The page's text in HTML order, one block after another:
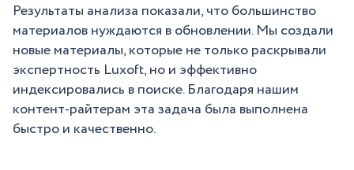
Результаты анализа показали, что большинство
материалов нуждаются в обновлении. Мы создали
новые материалы, которые не только раскрывали
экспертность Luxoft, но и эффективно
индексировались в поиске. Благодаря нашим
контент-райтерам эта задача была выполнена
быстро и качественно.